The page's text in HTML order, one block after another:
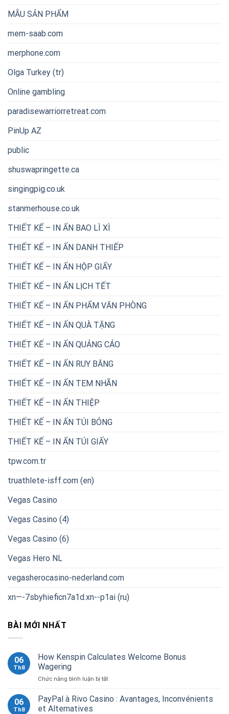
MẪU SẢN PHẨM
mem-saab.com
merphone.com
Olga Turkey (tr)
Online gambling
paradisewarriorretreat.com
PinUp AZ
public
shuswapringette.ca
singingpig.co.uk
stanmerhouse.co.uk
THIẾT KẾ – IN ẤN BAO LÌ XÌ
THIẾT KẾ – IN ẤN DANH THIẾP
THIẾT KẾ – IN ẤN HỘP GIẤY
THIẾT KẾ – IN ẤN LỊCH TẾT
THIẾT KẾ – IN ẤN PHẨM VĂN PHÒNG
THIẾT KẾ – IN ẤN QUÀ TẶNG
THIẾT KẾ – IN ẤN QUẢNG CÁO
THIẾT KẾ – IN ẤN RUY BĂNG
THIẾT KẾ – IN ẤN TEM NHÃN
THIẾT KẾ – IN ẤN THIỆP
THIẾT KẾ – IN ẤN TÚI BÓNG
THIẾT KẾ – IN ẤN TÚI GIẤY
tpw.com.tr
truathlete-isff.com (en)
Vegas Casino
Vegas Casino (4)
Vegas Casino (6)
Vegas Hero NL
vegasherocasino-nederland.com
xn—-7sbyhieficn7a1d.xn--p1ai (ru)
BÀI MỚI NHẤT
06
Th8
How Kenspin Calculates Welcome Bonus
Wagering
Chức năng bình luận bị tắtở
Kenspin
06
Th8
PayPal à Rivo Casino : Avantages, Inconvénients
et Alternatives